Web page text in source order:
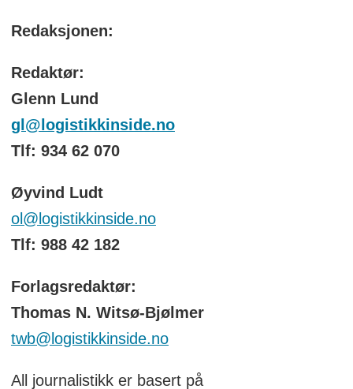
Redaksjonen:
Redaktør:
Glenn Lund
gl@logistikkinside.no
Tlf: 934 62 070
Øyvind Ludt
ol@logistikkinside.no
Tlf: 988 42 182
Forlagsredaktør:
Thomas N. Witsø-Bjølmer
twb@logistikkinside.no
All journalistikk er basert på